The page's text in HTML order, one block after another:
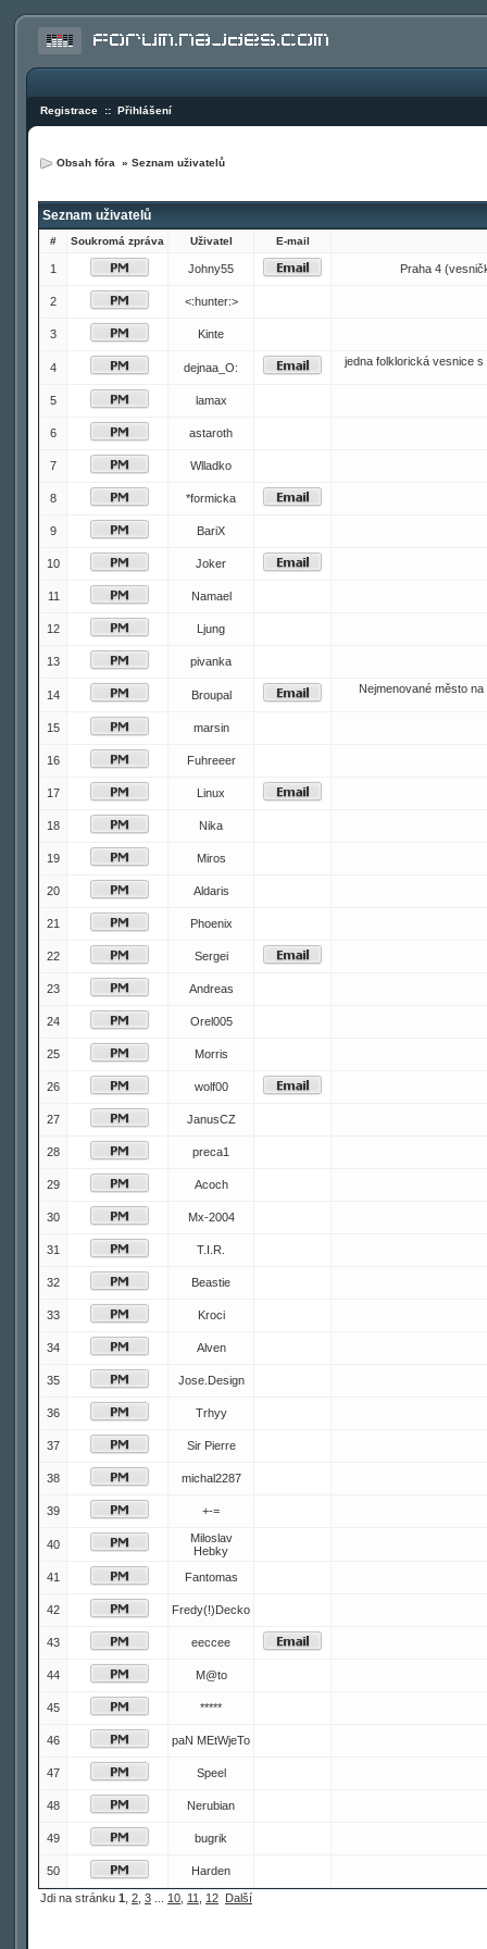
Registrace :: Přihlášení
Obsah fóra » Seznam uživatelů
Seznam uživatelů
# Soukromá zpráva Uživatel E-mail
1 Johny55 Praha 4
2 <:hunter:>
3 Kinte
4 dejnaa_O: jedna folklorická vesnice
5 lamax
6 astaroth
7 Wlladko
8 *formicka
9 BariX
10 Joker
11 Namael
12 Ljung
13 pivanka
14 Broupal Nejmenované město
15 marsin
16 Fuhreeer
17 Linux
18 Nika
19 Miros
20 Aldaris
21 Phoenix
22 Sergei
23 Andreas
24 Orel005
25 Morris
26 wolf00
27 JanusCZ
28 preca1
29 Acoch
30 Mx-2004
31 T.I.R.
32 Beastie
33 Kroci
34 Alven
35 Jose.Design
36 Trhyy
37 Sir Pierre
38 michal2287
39 +-=
40
Miloslav
Hebky
41
Fantomas
42 Fredy(!)Decko
43 eeccee
44 M@to
45 *****
46 paN MEtWjeTo
47 Speel
48 Nerubian
49 bugrik
50 Harden
Jdi na stránku 1 2 3 10 11 12 Další